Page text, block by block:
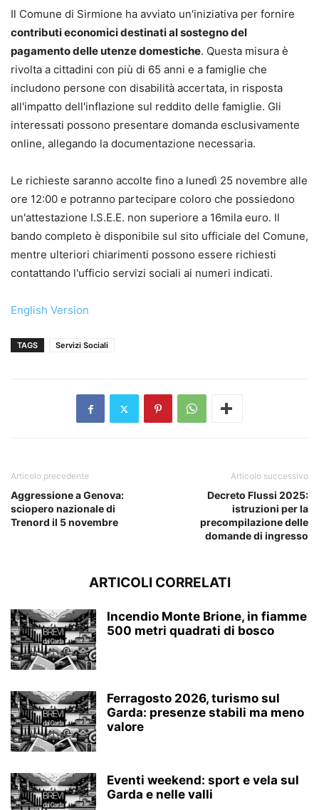
Il Comune di Sirmione ha avviato un'iniziativa per fornire
contributi economici destinati al sostegno del
pagamento delle utenze domestiche. Questa misura è
rivolta a cittadini con più di 65 anni e a famiglie che
includono persone con disabilità accertata, in risposta
all'impatto dell'inflazione sul reddito delle famiglie. Gli
interessati possono presentare domanda esclusivamente
online, allegando la documentazione necessaria.
Le richieste saranno accolte fino a lunedì 25 novembre alle
ore 12:00 e potranno partecipare coloro che possiedono
un'attestazione I.S.E.E. non superiore a 16mila euro. Il
bando completo è disponibile sul sito ufficiale del Comune,
mentre ulteriori chiarimenti possono essere richiesti
contattando l'ufficio servizi sociali ai numeri indicati.
English Version
TAGS Servizi Sociali
Articolo precedente
Aggressione a Genova:
sciopero nazionale di
Trenord il 5 novembre
Articolo successivo
Decreto Flussi 2025:
istruzioni per la
precompilazione delle
domande di ingresso
ARTICOLI CORRELATI
Incendio Monte Brione, in fiamme
500 metri quadrati di bosco
Ferragosto 2026, turismo sul
Garda: presenze stabili ma meno
valore
Eventi weekend: sport e vela sul
Garda e nelle valli